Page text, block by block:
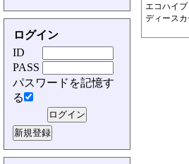
ログイン
ID
PASS
パスワードを記憶す
る
エコハイ
ディース